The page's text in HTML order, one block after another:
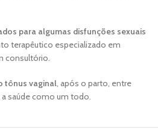
para algumas disfunções sexuais
terapêutico especializado em
consultório.
tônus vaginal, após o parto, entre
saúde como um todo.